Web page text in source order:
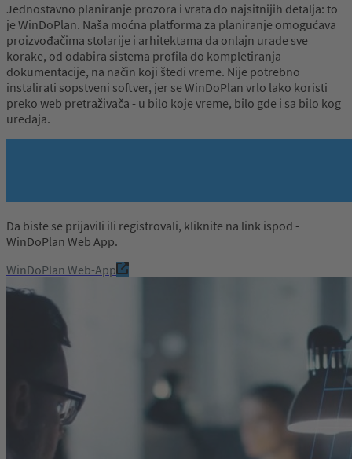
Jednostavno planiranje prozora i vrata do najsitnijih detalja: to
je WinDoPlan. Naša moćna platforma za planiranje omogućava
proizvođačima stolarije i arhitektama da onlajn urade sve
korake, od odabira sistema profila do kompletiranja
dokumentacije, na način koji štedi vreme. Nije potrebno
instalirati sopstveni softver, jer se WinDoPlan vrlo lako koristi
preko web pretraživača - u bilo koje vreme, bilo gde i sa bilo kog
uređaja.
Da biste se prijavili ili registrovali, kliknite na link ispod -
WinDoPlan Web App.
WinDoPlan Web-App